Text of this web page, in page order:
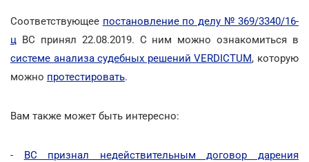
Соответствующее постановление по делу № 369/3340/16-
ц ВС принял 22.08.2019. С ним можно ознакомиться в
системе анализа судебных решений VERDICTUM, которую
можно протестировать.
Вам также может быть интересно:
- ВС признал недействительным договор дарения